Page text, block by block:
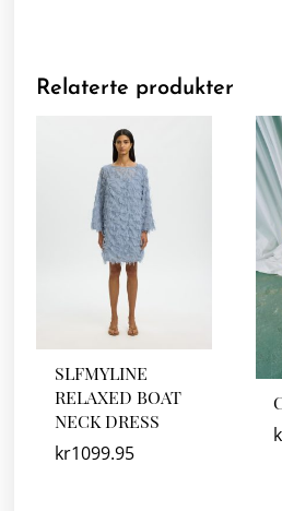
Relaterte produkter
SLFMYLINE
RELAXED BOAT
NECK DRESS
kr1099.95